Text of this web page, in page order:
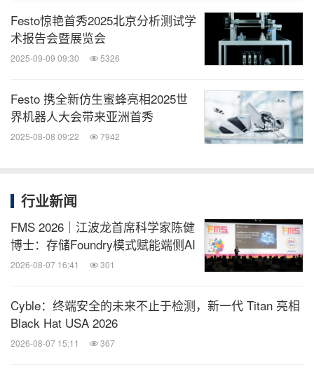
直是该行业的强有力推动者。并通过一系列独特的培
训方案，成为了技术培训领域的全球市场引领者。
在工厂和过程自动化领域，费斯托的气动和电驱动解
托教学与培训部为在世界各地的56,000家工业企业和
教育机构提供一流的教育培训方案。费斯托集团在
2025财年的销售额达到33.3亿欧元，在全球250个地
年销售额用于研发领域的投资。
费斯托在中国的业务始于1985年。1993年正式进入
中国，成立费斯托（中国）有限公司，落户上海浦东
金桥。深耕中国市场三十余年，目前在大中华区设有
中国市场提供工厂自动化、过程自动化相关的"气电
融合，软硬兼顾"的全面解决方案，主要服务于汽车
行业(从电池到整车生产)、电子和轻型装配、半导
Festo惊艳首秀2025北京分析测试学
术报告会暨展览会
2025-09-09 09:30 5326
Festo 携全新仿生蜜蜂亮相2025世
界机器人大会带来亚洲首秀
2025-08-08 09:22 7942
行业新闻
FMS 2026｜江波龙首席科学家陈健
博士：存储Foundry模式赋能端侧AI
2026-08-07 16:41 301
Cyble：终端安全的未来不止于检测，新一代 Titan 亮相
Black Hat USA 2026
2026-08-07 15:11 367